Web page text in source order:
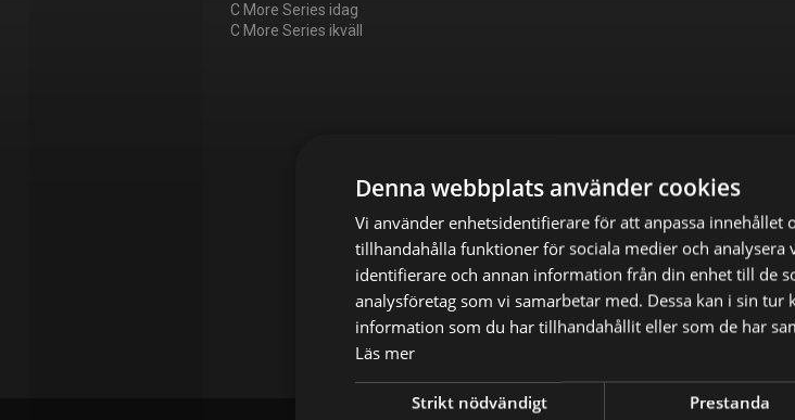
C More Series idag
C More Series ikväll
Denna webbplats använder cookies
Vi använder enhetsidentifierare för att anpassa innehållet
tillhandahålla funktioner för sociala medier och analysera
identifierare och annan information från din enhet till de
analysföretag som vi samarbetar med. Dessa kan i sin
information som du har tillhandahållit eller som de har
Läs mer
Strikt nödvändigt Prestanda